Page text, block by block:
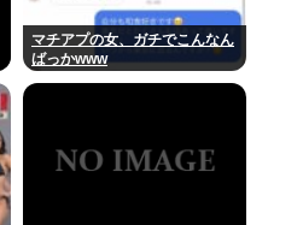
マチアプの女、ガチでこんなん
ばっかwww